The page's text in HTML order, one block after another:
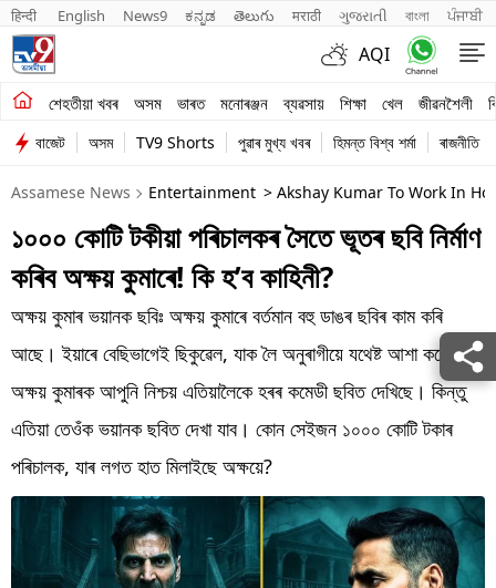
हिन्दी English News9 ಕನ್ನಡ తెలుగు मराठी ગુજરાતી বাংলা ਪੰਜਾਬੀ
AQI
শেহতীয়া খবৰ অসম ভাৰত মনোৰঞ্জন ব্যৱসায় শিক্ষা খেল জীৱনশৈলী
শেহতীয়া খবৰ
অসম
ভাৰত
মনোৰঞ্জন
শিক্ষা
খেল
জীৱনশৈলী
বিশ্ব
বাজেট অসম TV9 Shorts পুৱাৰ মুখ্য খবৰ হিমন্ত বিশ্ব শৰ্মা ৰাজনীতি
Assamese News Entertainment > Akshay Kumar To Work In
১০০০ কোটি টকীয়া পৰিচালকৰ সৈতে ভূতৰ ছবি নিৰ্মাণ
কৰিব অক্ষয় কুমাৰে! কি হ’ব কাহিনী?
অক্ষয় কুমাৰ ভয়ানক ছবিঃ অক্ষয় কুমাৰে বৰ্তমান বহু ডাঙৰ ছবিৰ কাম কৰি
আছে। ইয়াৰে বেছিভাগেই ছিকুৱেল, যাক লৈ অনুৰাগীয়ে যথেষ্ট আশা কৰে।
অক্ষয় কুমাৰক আপুনি নিশ্চয় এতিয়ালৈকে হৰৰ কমেডী ছবিত দেখিছে। কিন্তু
এতিয়া তেওঁক ভয়ানক ছবিত দেখা যাব। কোন সেইজন ১০০০ কোটি টকাৰ
পৰিচালক, যাৰ লগত হাত মিলাইছে অক্ষয়ে?